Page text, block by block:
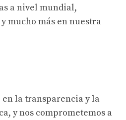
a nivel mundial,
mucho más en nuestra
la transparencia y la
y nos comprometemos a